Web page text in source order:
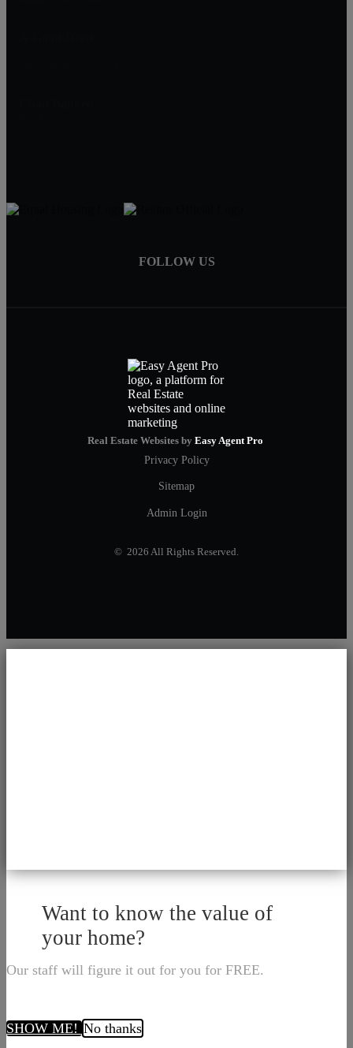
FOLLOW US
Real Estate Websites by Easy Agent Pro
Privacy Policy
Sitemap
Admin Login
© 2026 All Rights Reserved.
Want to know the value of
your home?
Our staff will figure it out for you for FREE.
SHOW ME!No thanks